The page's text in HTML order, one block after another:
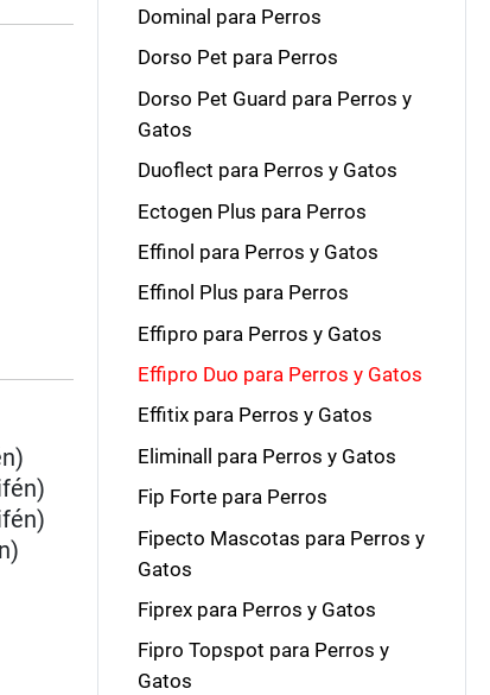
Dominal para Perros
Dorso Pet para Perros
Dorso Pet Guard para Perros y
Gatos
Duoflect para Perros y Gatos
Ectogen Plus para Perros
Effinol para Perros y Gatos
Effinol Plus para Perros
Effipro para Perros y Gatos
Effipro Duo para Perros y Gatos
Effitix para Perros y Gatos
Eliminall para Perros y Gatos
Fip Forte para Perros
Fipecto Mascotas para Perros y
Gatos
Fiprex para Perros y Gatos
Fipro Topspot para Perros y
Gatos